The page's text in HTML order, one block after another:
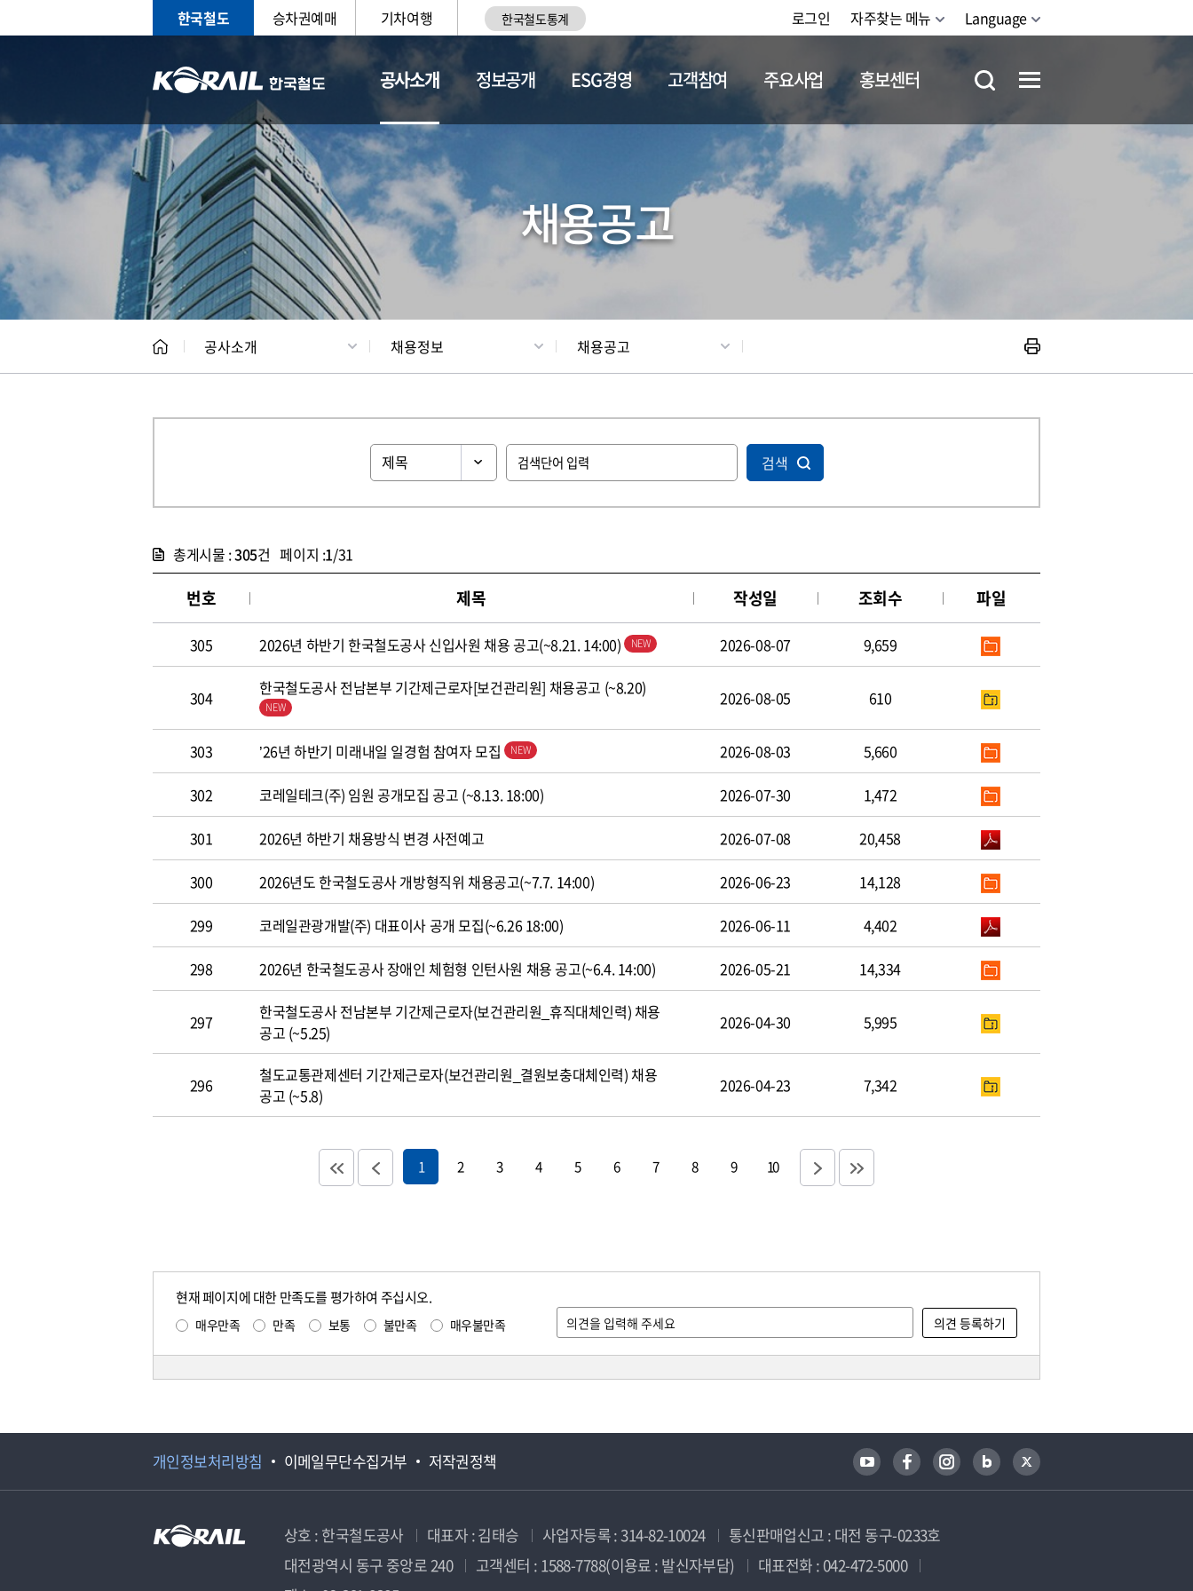
한국철도 승차권예매 기차여행 한국철도통계 로그인 자주찾는 메뉴 Language
공사소개
CEO 일반현황 채용정보
정보공개 ESG경영 고객참여 주요사업 홍보센터
채용공고
공사소개 채용정보 채용공고
검색
총게시물 :305건 페이지 :1/31
번호 제목 작성일 조회수 파일
305 2026년 하반기 한국철도공사 신입사원 채용 공고(~8.21. 14:00) 2026-08-07 9,659
304 한국철도공사 전남본부 기간제근로자[보건관리원] 채용공고 (~8.20) 2026-08-05 610
303 ’26년 하반기 미래내일 일경험 참여자 모집 2026-08-03 5,660
302 코레일테크(주) 임원 공개모집 공고 (~8.13. 18:00) 2026-07-30 1,472
301 2026년 하반기 채용방식 변경 사전예고 2026-07-08 20,458
300 2026년도 한국철도공사 개방형직위 채용공고(~7.7. 14:00) 2026-06-23 14,128
299 코레일관광개발(주) 대표이사 공개 모집(~6.26 18:00) 2026-06-11 4,402
298 2026년 한국철도공사 장애인 체험형 인턴사원 채용 공고(~6.4. 14:00) 2026-05-21 14,334
297
한국철도공사 전남본부 기간제근로자(보건관리원_휴직대체인력) 채용
공고 (~5.25)
2026-04-30 5,995
296
철도교통관제센터 기간제근로자(보건관리원_결원보충대체인력) 채용
공고 (~5.8)
2026-04-23 7,342
1 2 3 4 5 6 7 8 9 10
현재 페이지에 대한 만족도를 평가하여 주십시오.
매우만족 만족 보통 불만족 매우불만족
개인정보처리방침 이메일무단수집거부 저작권정책
상호 : 한국철도공사 대표자 : 김태승 사업자등록 : 314-82-10024
통신판매업신고 : 대전 동구-0233호
대전광역시 동구 중앙로 240
고객센터 : 1588-7788(이용료 : 발신자부담)
대표전화 : 042-472-5000